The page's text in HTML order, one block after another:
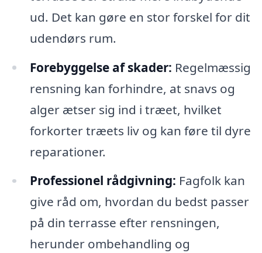
ud. Det kan gøre en stor forskel for dit
udendørs rum.
Forebyggelse af skader: Regelmæssig
rensning kan forhindre, at snavs og
alger ætser sig ind i træet, hvilket
forkorter træets liv og kan føre til dyre
reparationer.
Professionel rådgivning: Fagfolk kan
give råd om, hvordan du bedst passer
på din terrasse efter rensningen,
herunder ombehandling og